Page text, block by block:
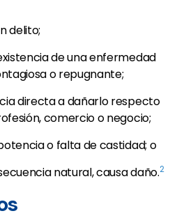
delito;
de una enfermedad
o repugnante;
directa a dañarlo respecto
comercio o negocio;
o falta de castidad; o
natural, causa daño.2